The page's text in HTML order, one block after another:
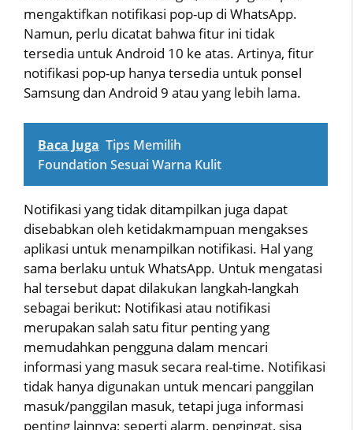
mengaktifkan notifikasi pop-up di WhatsApp.
Namun, perlu dicatat bahwa fitur ini tidak
tersedia untuk Android 10 ke atas. Artinya, fitur
notifikasi pop-up hanya tersedia untuk ponsel
Samsung dan Android 9 atau yang lebih lama.
Baca Juga Tips Memilih
Foundation Sesuai Warna Kulit
Notifikasi yang tidak ditampilkan juga dapat
disebabkan oleh ketidakmampuan mengakses
aplikasi untuk menampilkan notifikasi. Hal yang
sama berlaku untuk WhatsApp. Untuk mengatasi
hal tersebut dapat dilakukan langkah-langkah
sebagai berikut: Notifikasi atau notifikasi
merupakan salah satu fitur penting yang
memudahkan pengguna dalam mencari
informasi yang masuk secara real-time. Notifikasi
tidak hanya digunakan untuk mencari panggilan
masuk/panggilan masuk, tetapi juga informasi
penting lainnya; seperti alarm, pengingat, sisa